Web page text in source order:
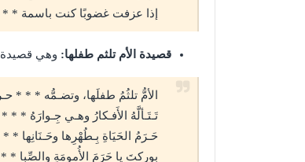
إذا عزفت غضوبًا كنت باسمة * *
قصيدة الأم تلثم طفلها: وهي قصيدة
الأمُّ تلثُمُ طفلَها، وتضـمُّه * *
تَـتَـألَّهُ الأَفـكارُ وهـي جِـوارَهُ * *
حَـرَمُ الحَيَاةِ بِـطُهْرِها وحَـنَانِها
بوركتَ يا حَرَمَ الأُمومَةِ والصِّبا *